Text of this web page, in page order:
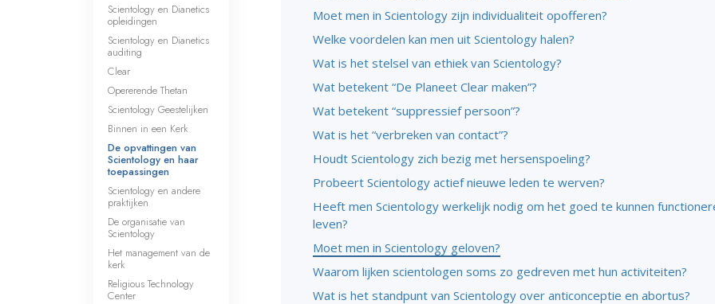
Moet men in Scientology zijn individualiteit opofferen?
Welke voordelen kan men uit Scientology halen?
Wat is het stelsel van ethiek van Scientology?
Wat betekent “De Planeet Clear maken”?
Wat betekent “suppressief persoon”?
Wat is het “verbreken van contact”?
Houdt Scientology zich bezig met hersenspoeling?
Probeert Scientology actief nieuwe leden te werven?
Heeft men Scientology werkelijk nodig om het goed te kunnen
leven?
Moet men in Scientology geloven?
Waarom lijken scientologen soms zo gedreven met hun activiteiten?
Wat is het standpunt van Scientology over anticonceptie en abortus?
Scientology en Dianetics
opleidingen
Scientology en Dianetics
auditing
Clear
Opererende Thetan
Scientology Geestelijken
Binnen in een Kerk
De opvattingen van
Scientology en haar
toepassingen
Scientology en andere
praktijken
De organisatie van
Scientology
Het management van de
kerk
Religious Technology
Center